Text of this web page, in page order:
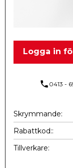
Logga in
phone 0413 -
Skrymmande
Rabattkod:
Tillverkare